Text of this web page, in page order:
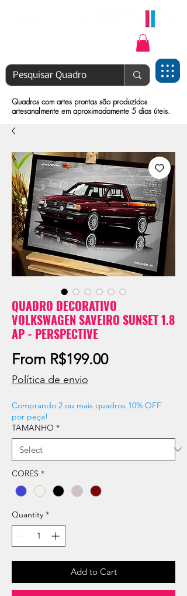
Quadros com artes prontas são produzidos
artesanalmente em aproximadamente 5 dias úteis.
QUADRO DECORATIVO
VOLKSWAGEN SAVEIRO SUNSET 1.8
AP - PERSPECTIVE
From R$199.00Sale
Política de envio
Comprando 2 ou mais quadros 10% OFF
por peça!
TAMANHO *
CORES *
Quantity *
Add to Cart